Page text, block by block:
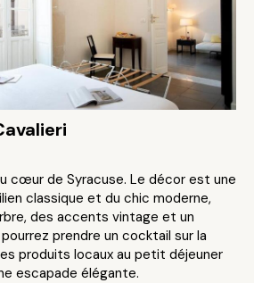
cœur de Syracuse. Le décor est une
classique et du chic moderne,
des accents vintage et un
prendre un cocktail sur la
produits locaux au petit déjeuner
escapade élégante.